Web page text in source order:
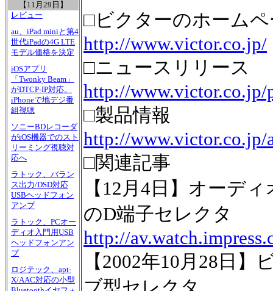
【11月29日】
レビュー
au、iPad miniと第4
世代iPadの4G LTE
モデル価格を決定
iOSアプリ
「Twonky Beam」
がDTCP-IP対応。
iPhoneで地デジ番
組視聴
ソニーBDレコーダ
がiOS機器でのスト
リーミング視聴対
応へ
ラトック、バラン
ス出力/DSD対応
USBヘッドフォン
アンプ
ラトック、PCオー
ディオ入門用USB
ヘッドフォンアン
プ
ロジテック、apt-
X/AAC対応の小型
□ビクターのホーム
http://www.victor.co.jp/
□ニュースリリース
http://www.victor.co.jp/
□製品情報
http://www.victor.co.jp/
□関連記事
【12月4日】オーデ
のD端子セレクタ
http://
【2002年10月28日